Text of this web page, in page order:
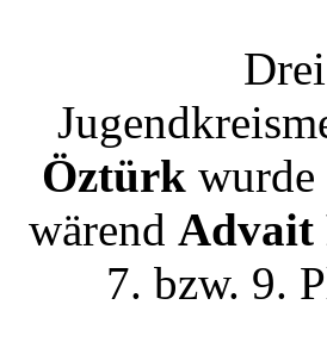
Öztürkwurde
wärend Advait
7. bzw. 9.